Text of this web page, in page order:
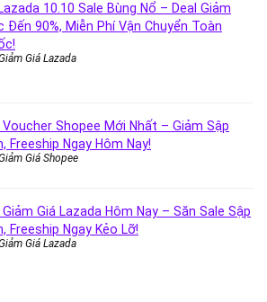
10.10 Sale Bùng Nổ – Deal Giảm
Đến 90%, Miễn Phí Vận Chuyển Toàn
Giá Lazada
Voucher Shopee Mới Nhất – Giảm Sập
Freeship Ngay Hôm Nay!
Giá Shopee
Giảm Giá Lazada Hôm Nay – Săn Sale Sập
Freeship Ngay Kẻo Lỡ!
Giá Lazada